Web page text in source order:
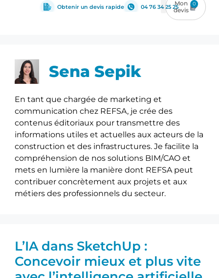
Obtenir un devis rapide 04 76 34 25 25 0
Sena Sepik
En tant que chargée de marketing et
communication chez REFSA, je crée des
contenus éditoriaux pour transmettre des
informations utiles et actuelles aux acteurs de la
construction et des infrastructures. Je facilite la
compréhension de nos solutions BIM/CAO et
mets en lumière la manière dont REFSA peut
contribuer concrètement aux projets et aux
métiers des professionnels du secteur.
L’IA dans SketchUp :
Concevoir mieux et plus vite